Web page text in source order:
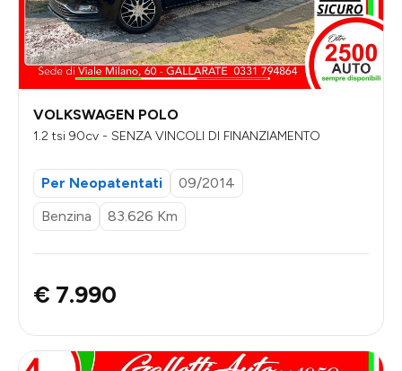
VOLKSWAGEN POLO
1.2 tsi 90cv - SENZA VINCOLI DI FINANZIAMENTO
Per Neopatentati
09/2014
Benzina
83.626 Km
€ 7.990